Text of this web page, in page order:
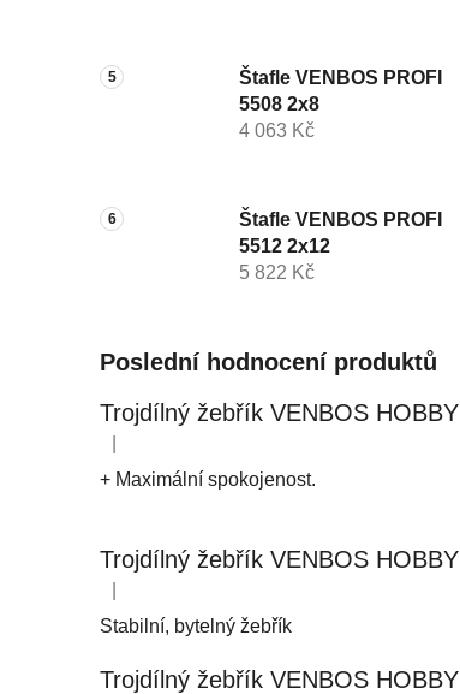
Štafle VENBOS PROFI
5508 2x8
4 063 Kč
Štafle VENBOS PROFI
5512 2x12
5 822 Kč
Poslední hodnocení produktů
Hodnocení produktu je 5 z 5 hvězdiček.
+ Maximální spokojenost.
Hodnocení produktu je 5 z 5 hvězdiček.
Stabilní, bytelný žebřík